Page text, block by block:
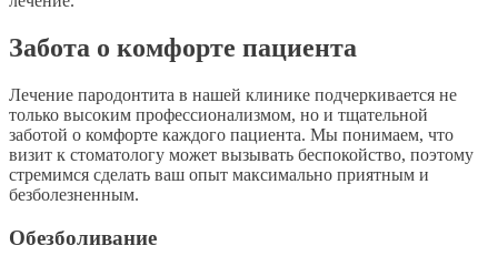
Забота о комфорте пациента
Лечение пародонтита в нашей клинике подчеркивается не
только высоким профессионализмом, но и тщательной
заботой о комфорте каждого пациента. Мы понимаем, что
визит к стоматологу может вызывать беспокойство, поэтому
стремимся сделать ваш опыт максимально приятным и
безболезненным.
Обезболивание